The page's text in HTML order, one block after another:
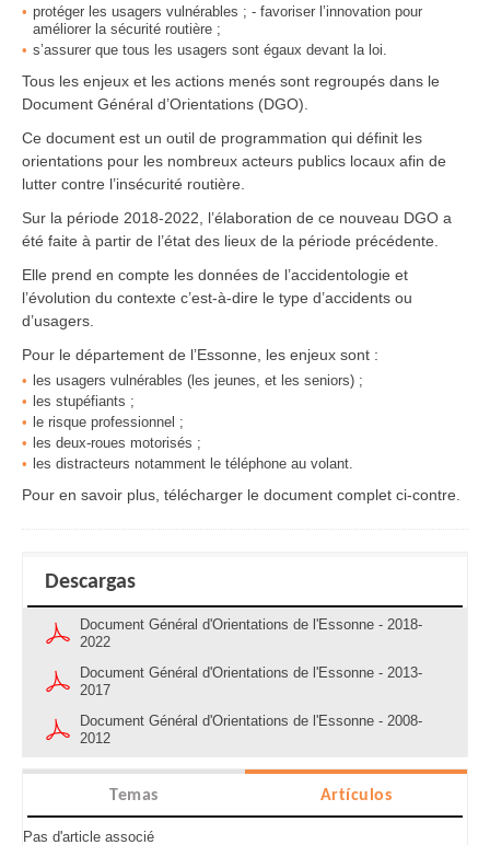
protéger les usagers vulnérables ; - favoriser l’innovation pour
améliorer la sécurité routière ;
s’assurer que tous les usagers sont égaux devant la loi.
Tous les enjeux et les actions menés sont regroupés dans le
Document Général d’Orientations (DGO).
Ce document est un outil de programmation qui définit les
orientations pour les nombreux acteurs publics locaux afin de
lutter contre l’insécurité routière.
Sur la période 2018-2022, l’élaboration de ce nouveau DGO a
été faite à partir de l’état des lieux de la période précédente.
Elle prend en compte les données de l’accidentologie et
l’évolution du contexte c’est-à-dire le type d’accidents ou
d’usagers.
Pour le département de l’Essonne, les enjeux sont :
les usagers vulnérables (les jeunes, et les seniors) ;
les stupéfiants ;
le risque professionnel ;
les deux-roues motorisés ;
les distracteurs notamment le téléphone au volant.
Pour en savoir plus, télécharger le document complet ci-contre.
Descargas
Document Général d'Orientations de l'Essonne - 2018-
2022
Document Général d'Orientations de l'Essonne - 2013-
2017
Document Général d'Orientations de l'Essonne - 2008-
2012
Temas Artículos
Pas d'article associé